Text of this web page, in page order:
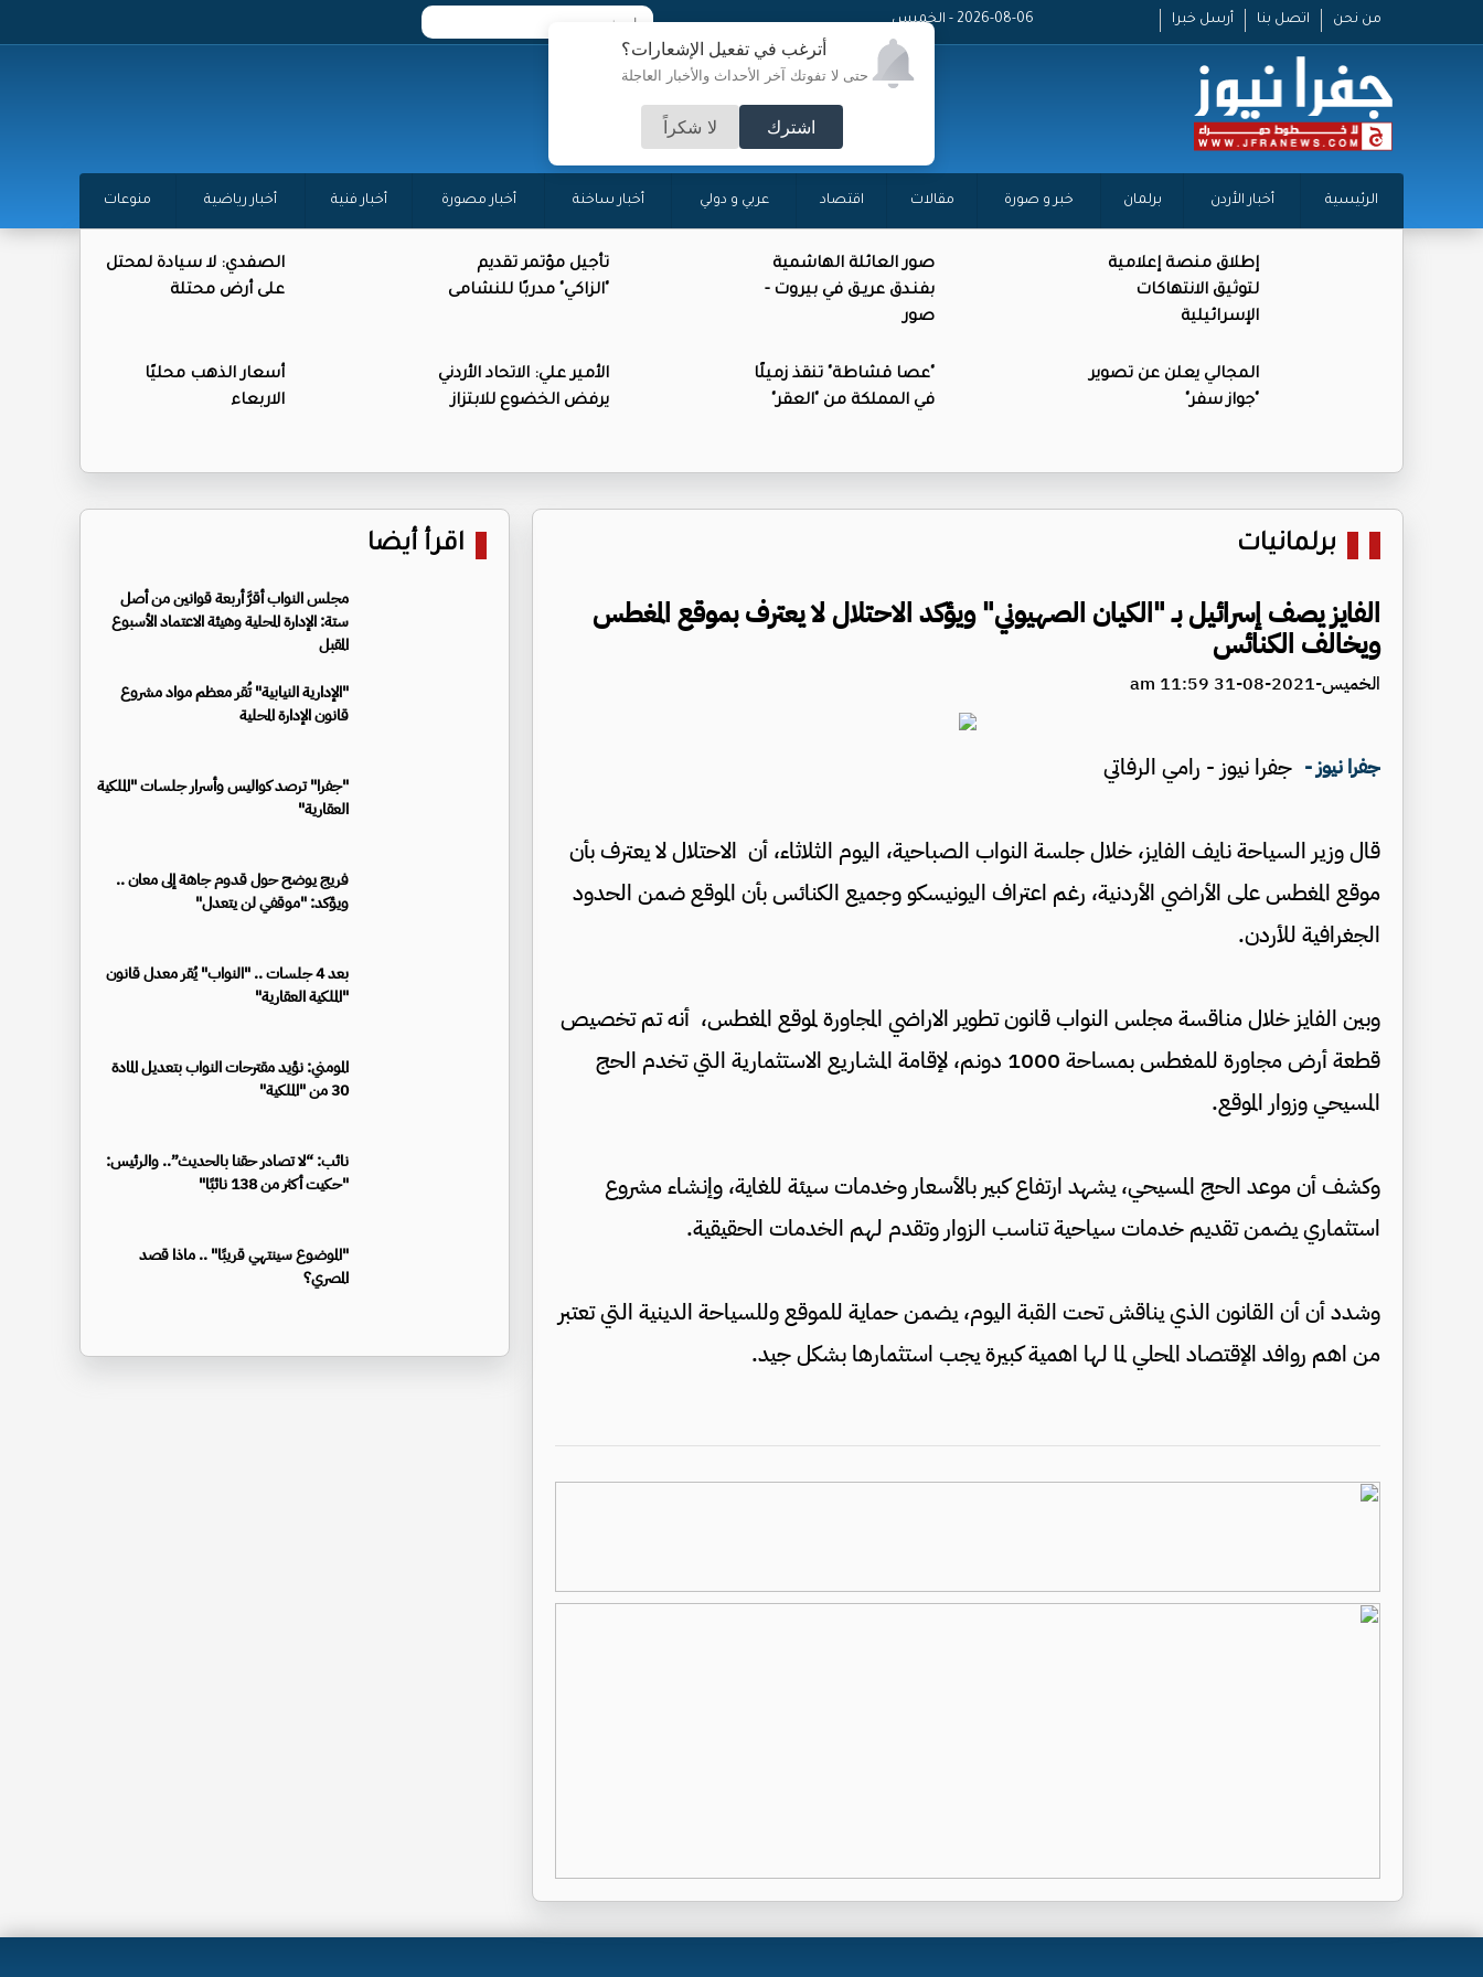
أترغب في تفعيل الإشعارات؟
حتى لا تفوتك آخر الأحداث والأخبار العاجلة
اشترك لا شكراً
من نحن اتصل بنا أرسل خبرا 2026-08-06 - الخميس
الرئيسية أخبار الأردن برلمان خبر و صورة مقالات اقتصاد عربي و دولي أخبار ساخنة أخبار مصورة أخبار فنية أخبار رياضية منوعات
إطلاق منصة إعلامية
لتوثيق الانتهاكات
الإسرائيلية
صور العائلة الهاشمية
بفنـدق عريـق في بيروت -
صور
تأجيل مؤتمر تقديم
"الزاكي" مدربًا للنشامى
الصفدي: لا سيادة لمحتل
على أرض محتلة
المجالي يعلن عن تصوير
"جواز سفر"
"عصا قشاطة" تنقذ زميلًا
في المملكة من "العقر"
الأمير علي: الاتحاد الأردني
يرفض الخضوع للابتزاز
أسعار الذهب محليًا
الاربعاء
برلمانيات
الفايز يصف إسرائيل بـ "الكيان الصهيوني" ويؤكد الاحتلال لا يعترف بموقع المغطس
ويخالف الكنائس
الخميس-2021-08-31 11:59 am
جفرا نيوز - جفرا نيوز - رامي الرفاتي
قال وزير السياحة نايف الفايز، خلال جلسة النواب الصباحية، اليوم الثلاثاء، أن الاحتلال لا يعترف بأن
موقع المغطس على الأراضي الأردنية، رغم اعتراف اليونيسكو وجميع الكنائس بأن الموقع ضمن الحدود
الجغرافية للأردن.
وبين الفايز خلال مناقسة مجلس النواب قانون تطوير الاراضي المجاورة لموقع المغطس، أنه تم تخصيص
قطعة أرض مجاورة للمغطس بمساحة 1000 دونم، لإقامة المشاريع الاستثمارية التي تخدم الحج
المسيحي وزوار الموقع.
وكشف أن موعد الحج المسيحي، يشهد ارتفاع كبير بالأسعار وخدمات سيئة للغاية، وإنشاء مشروع
استثماري يضمن تقديم خدمات سياحية تناسب الزوار وتقدم لهم الخدمات الحقيقية.
وشدد أن أن القانون الذي يناقش تحت القبة اليوم، يضمن حماية للموقع وللسياحة الدينية التي تعتبر
من اهم روافد الإقتصاد المحلي لما لها اهمية كبيرة يجب استثمارها بشكل جيد.
اقرأ أيضا
مجلس النواب أقرَّ أربعة قوانين من أصل
ستة: الإدارة المحلية وهيئة الاعتماد الأسبوع
المقبل
"الإدارية النيابية" تُقر معظم مواد مشروع
قانون الإدارة المحلية
"جفرا" ترصد كواليس وأسرار جلسات "الملكية
العقارية"
فريج يوضح حول قدوم جاهة إلى معان ..
ويؤكد: "موقفي لن يتعدل"
بعد 4 جلسات .. "النواب" يُقر معدل قانون
"الملكية العقارية"
المومني: نؤيد مقترحات النواب بتعديل المادة
30 من "الملكية"
نائب: “لا تصادر حقنا بالحديث”.. والرئيس:
"حكيت أكثر من 138 نائبًا"
"الموضوع سينتهي قريبًا" .. ماذا قصد
المصري؟